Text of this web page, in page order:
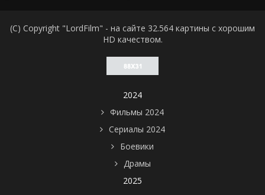
(C) Copyright "LordFilm" - на сайте 32.564 картины с хорошим
HD качеством.
2024
Фильмы 2024
Сериалы 2024
Боевики
Драмы
2025